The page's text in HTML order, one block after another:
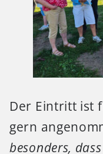
Der Eintritt ist
gern
besonders,